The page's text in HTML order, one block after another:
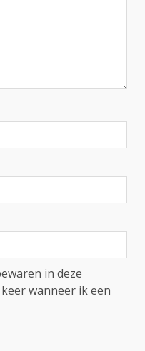
in deze
wanneer ik een